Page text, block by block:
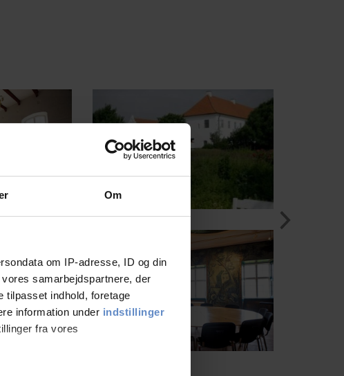
Om
om IP-adresse, ID og din
samarbejdspartnere, der
tilpasset indhold, foretage
information under indstillinger
fra vores